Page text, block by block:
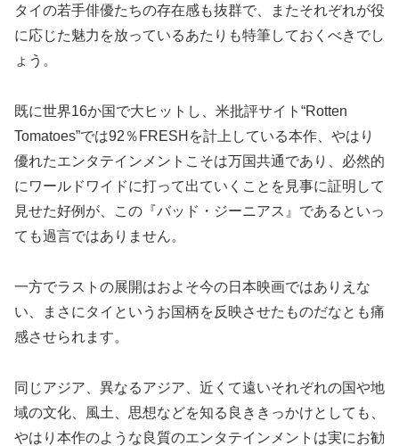
タイの若手俳優たちの存在感も抜群で、またそれぞれが役
に応じた魅力を放っているあたりも特筆しておくべきでし
ょう。
既に世界16か国で大ヒットし、米批評サイト“Rotten
Tomatoes”では92％FRESHを計上している本作、やはり
優れたエンタテインメントこそは万国共通であり、必然的
にワールドワイドに打って出ていくことを見事に証明して
見せた好例が、この『バッド・ジーニアス』であるといっ
ても過言ではありません。
一方でラストの展開はおよそ今の日本映画ではありえな
い、まさにタイというお国柄を反映させたものだなとも痛
感させられます。
同じアジア、異なるアジア、近くて遠いそれぞれの国や地
域の文化、風土、思想などを知る良ききっかけとしても、
やはり本作のような良質のエンタテインメントは実にお勧